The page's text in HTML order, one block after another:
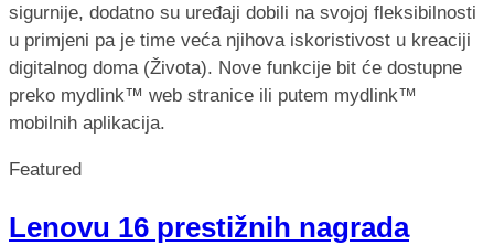
sigurnije, dodatno su uređaji dobili na svojoj fleksibilnosti
u primjeni pa je time veća njihova iskoristivost u kreaciji
digitalnog doma (Života). Nove funkcije bit će dostupne
preko mydlink™ web stranice ili putem mydlink™
mobilnih aplikacija.
Featured
Lenovu 16 prestižnih nagrada